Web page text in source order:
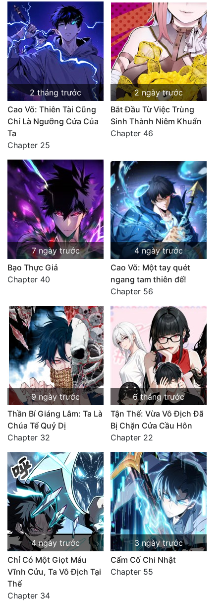
2 tháng trước
Cao Võ: Thiên Tài Cũng
Chỉ Là Ngưỡng Cửa Của
Ta
Chapter 25
2 ngày trước
Bắt Đầu Từ Việc Trùng
Sinh Thành Niêm Khuẩn
Chapter 46
7 ngày trước
Bạo Thực Giả
Chapter 40
4 ngày trước
Cao Võ: Một tay quét
ngang tam thiên đế!
Chapter 56
9 ngày trước
Thần Bí Giáng Lâm: Ta Là
Chúa Tể Quỷ Dị
Chapter 32
6 tháng trước
Tận Thế: Vừa Vô Địch Đã
Bị Chặn Cửa Cầu Hôn
Chapter 22
4 ngày trước
Chỉ Có Một Giọt Máu
Vĩnh Cửu, Ta Vô Địch Tại
Thế
Chapter 34
3 ngày trước
Cấm Cố Chi Nhật
Chapter 55